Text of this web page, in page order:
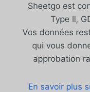
Sheetgo est
Type II,
Vos données
qui vous
approbation
En savoir plus